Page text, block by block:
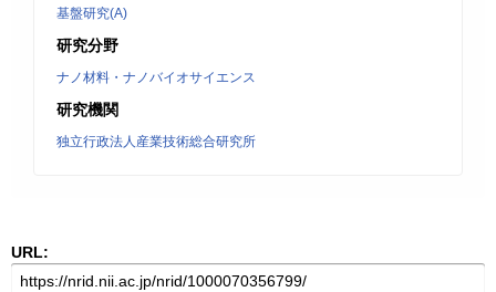
基盤研究(A)
研究分野
ナノ材料・ナノバイオサイエンス
研究機関
独立行政法人産業技術総合研究所
URL: